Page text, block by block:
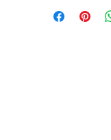
提供清晰來圖，
香港7-11，OK店